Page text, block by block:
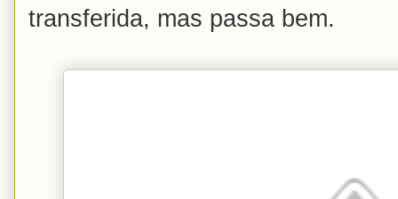
transferida, mas passa bem.